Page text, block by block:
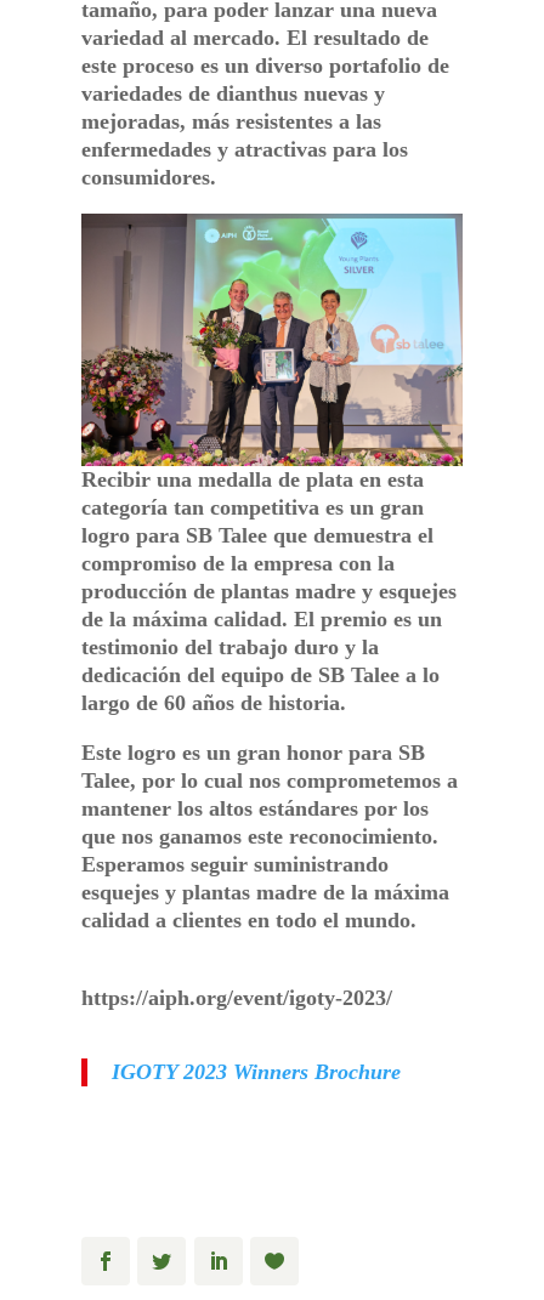
tamaño, para poder lanzar una nueva
variedad al mercado. El resultado de
este proceso es un diverso portafolio de
variedades de dianthus nuevas y
mejoradas, más resistentes a las
enfermedades y atractivas para los
consumidores.
Recibir una medalla de plata en esta
categoría tan competitiva es un gran
logro para SB Talee que demuestra el
compromiso de la empresa con la
producción de plantas madre y esquejes
de la máxima calidad. El premio es un
testimonio del trabajo duro y la
dedicación del equipo de SB Talee a lo
largo de 60 años de historia.
Este logro es un gran honor para SB
Talee, por lo cual nos comprometemos a
mantener los altos estándares por los
que nos ganamos este reconocimiento.
Esperamos seguir suministrando
esquejes y plantas madre de la máxima
calidad a clientes en todo el mundo.
https://aiph.org/event/igoty-2023/
IGOTY 2023 Winners Brochure